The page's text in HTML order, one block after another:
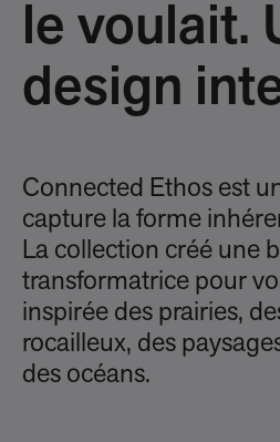
le voulait.
design
Connected Ethos est
capture la forme
La collection créé une
transformatrice pour
inspirée des prairies,
rocailleux, des
des océans.